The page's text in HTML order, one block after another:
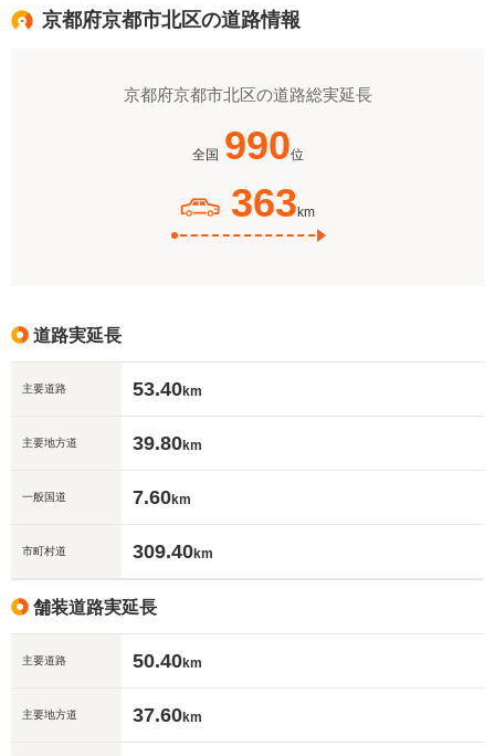
京都府京都市北区の道路情報
京都府京都市北区の道路総実延長
全国 990位
363 km
道路実延長
主要道路 53.40km
主要地方道 39.80km
一般国道 7.60km
市町村道 309.40km
舗装道路実延長
主要道路 50.40km
主要地方道 37.60km